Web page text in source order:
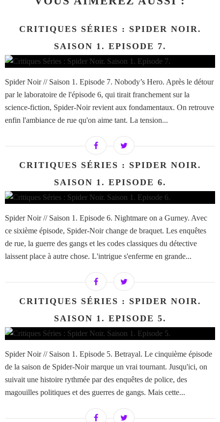
CRITIQUES SÉRIES : SPIDER NOIR.
SAISON 1. EPISODE 7.
Spider Noir // Saison 1. Episode 7. Nobody’s Hero. Après le détour
par le laboratoire de l'épisode 6, qui tirait franchement sur la
science-fiction, Spider-Noir revient aux fondamentaux. On retrouve
enfin l'ambiance de rue qu'on aime tant. La tension...
CRITIQUES SÉRIES : SPIDER NOIR.
SAISON 1. EPISODE 6.
Spider Noir // Saison 1. Episode 6. Nightmare on a Gurney. Avec
ce sixième épisode, Spider-Noir change de braquet. Les enquêtes
de rue, la guerre des gangs et les codes classiques du détective
laissent place à autre chose. L'intrigue s'enferme en grande...
CRITIQUES SÉRIES : SPIDER NOIR.
SAISON 1. EPISODE 5.
Spider Noir // Saison 1. Episode 5. Betrayal. Le cinquième épisode
de la saison de Spider-Noir marque un vrai tournant. Jusqu'ici, on
suivait une histoire rythmée par des enquêtes de police, des
magouilles politiques et des guerres de gangs. Mais cette...